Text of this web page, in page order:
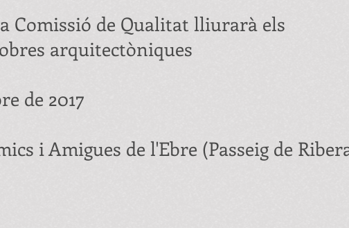
Comissió de Qualitat lliurarà els
arquitectòniques
de 2017
i Amigues de l'Ebre (Passeig de